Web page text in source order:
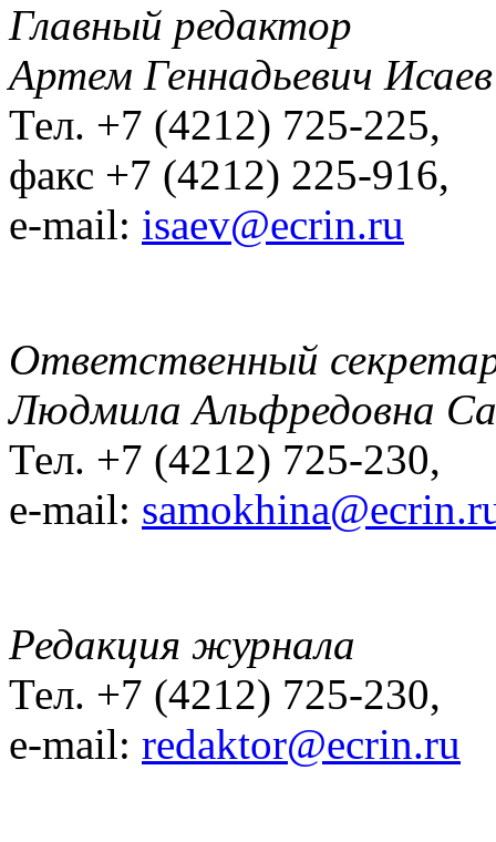
Главный редактор
Артем Геннадьевич Исаев
Тел. +7 (4212) 725-225,
факс +7 (4212) 225-916,
e-mail: isaev@ecrin.ru
Ответственный
Людмила Альфредовна
Тел. +7 (4212) 725-230,
e-mail:
Редакция журнала
Тел. +7 (4212) 725-230,
e-mail: redaktor@ecrin.ru